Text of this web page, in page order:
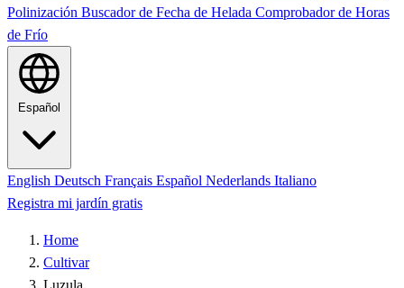
Polinización Buscador de Fecha de Helada Comprobador de Horas
de Frío
Español
English Deutsch Français Español Nederlands Italiano
Registra mi jardín gratis
Home
Cultivar
Luzula